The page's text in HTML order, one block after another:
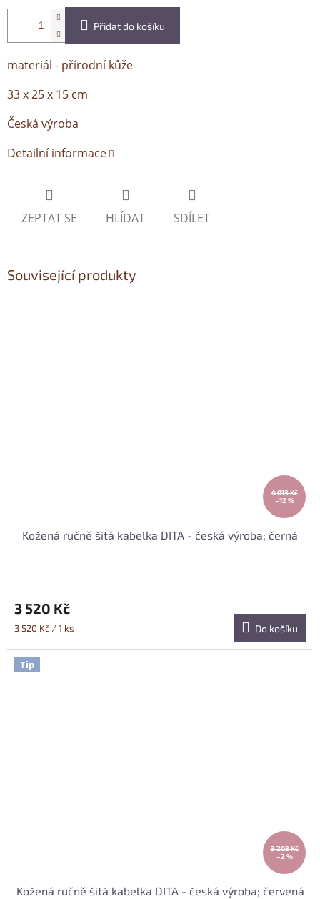
Přidat do košíku
materiál - přírodní kůže
33 x 25 x 15 cm
Česká výroba
Detailní informace
ZEPTAT SE HLÍDAT SDÍLET
Související produkty
4 013 Kč
–12 %
Kožená ručně šitá kabelka DITA - česká výroba; černá
3 520 Kč
Měrná
3 520 Kč / 1 ks Do košíku
Tip
3 203 Kč
–2 %
Kožená ručně šitá kabelka DITA - česká výroba; červená